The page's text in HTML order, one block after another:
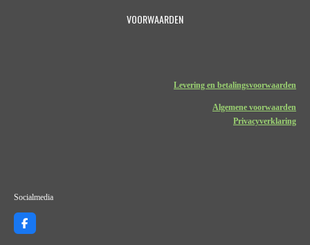
VOORWAARDEN
Levering en betalingsvoorwaarden
Algemene voorwaarden
Privacyverklaring
Socialmedia
F
a